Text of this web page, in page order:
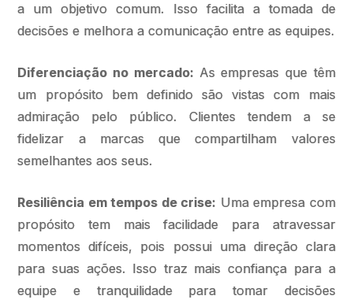
a um objetivo comum. Isso facilita a tomada de
decisões e melhora a comunicação entre as equipes.
Diferenciação no mercado: As empresas que têm
um propósito bem definido são vistas com mais
admiração pelo público. Clientes tendem a se
fidelizar a marcas que compartilham valores
semelhantes aos seus.
Resiliência em tempos de crise: Uma empresa com
propósito tem mais facilidade para atravessar
momentos difíceis, pois possui uma direção clara
para suas ações. Isso traz mais confiança para a
equipe e tranquilidade para tomar decisões